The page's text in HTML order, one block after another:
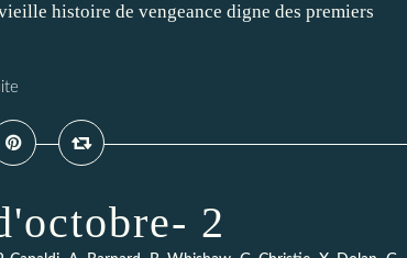
histoire de vengeance digne des premiers
2